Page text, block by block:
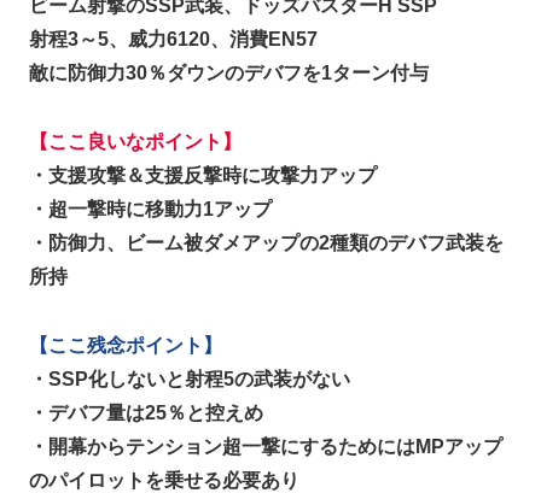
ビーム射撃のSSP武装、ドッズバスターH SSP
射程3～5、威力6120、消費EN57
敵に防御力30％ダウンのデバフを1ターン付与
【ここ良いなポイント】
・支援攻撃＆支援反撃時に攻撃力アップ
・超一撃時に移動力1アップ
・防御力、ビーム被ダメアップの2種類のデバフ武装を
所持
【ここ残念ポイント】
・SSP化しないと射程5の武装がない
・デバフ量は25％と控えめ
・開幕からテンション超一撃にするためにはMPアップ
のパイロットを乗せる必要あり